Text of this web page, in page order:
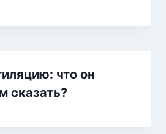
что он
сказать?